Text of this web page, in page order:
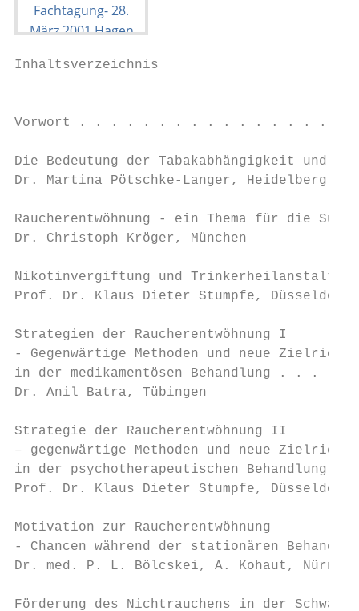
Inhaltsverzeichnis
Vorwort . . . . . . . . . . . . . . .
Die Bedeutung der
Dr. Martina Pötschke-Langer, Heidelberg
Raucherentwöhnung - ein Thema
Dr. Christoph Kröger, München
Nikotinvergiftung und
Prof. Dr. Klaus Dieter Stumpfe, Düsseldorf
Strategien der Raucherentwöhnung I
- Gegenwärtige Methoden und neue
in der medikamentösen
Dr. Anil Batra, Tübingen
Strategie der Raucherentwöhnung II
– gegenwärtige Methoden und neue
in der psychotherapeutischen
Prof. Dr. Klaus Dieter Stumpfe, Düsseldorf
Motivation zur Raucherentwöhnung
- Chancen während der
Dr. med. P. L. Bölcskei, A. Kohaut,
Förderung des Nichtrauchens in der